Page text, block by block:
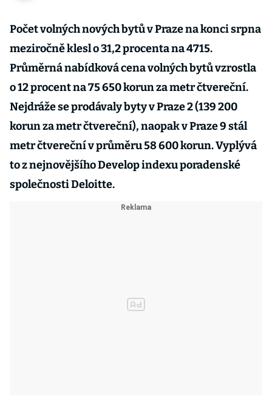
Počet volných nových bytů v Praze na konci srpna
meziročně klesl o 31,2 procenta na 4715.
Průměrná nabídková cena volných bytů vzrostla
o 12 procent na 75 650 korun za metr čtvereční.
Nejdráže se prodávaly byty v Praze 2 (139 200
korun za metr čtvereční), naopak v Praze 9 stál
metr čtvereční v průměru 58 600 korun. Vyplývá
to z nejnovějšího Develop indexu poradenské
společnosti Deloitte.